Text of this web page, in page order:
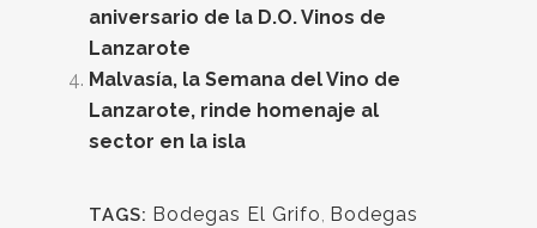
aniversario de la D.O. Vinos de
Lanzarote
Malvasía, la Semana del Vino de
Lanzarote, rinde homenaje al
sector en la isla
TAGS: Bodegas El Grifo, Bodegas